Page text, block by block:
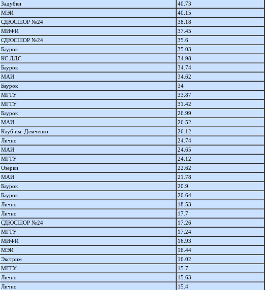
Задубки
40.73
МЭИ
40.15
СДЮСШОР №24
38.18
МИФИ
37.45
СДЮСШОР №24
35.6
Баурок
35.03
КС ДДС
34.98
Баурок
34.74
МАИ
34.62
Баурок
34
МГТУ
33.87
МГТУ
31.42
Баурок
26.99
МАИ
26.52
Клуб им. Демченко
26.12
Лично
24.74
МАИ
24.65
МГТУ
24.12
Озерки
22.62
МАИ
21.78
Баурок
20.9
Баурок
20.64
Лично
18.53
Лично
17.7
СДЮСШОР №24
17.26
МГТУ
17.24
МИФИ
16.93
МЭИ
16.44
Экстрим
16.02
МГТУ
15.7
Лично
15.63
Лично
15.4